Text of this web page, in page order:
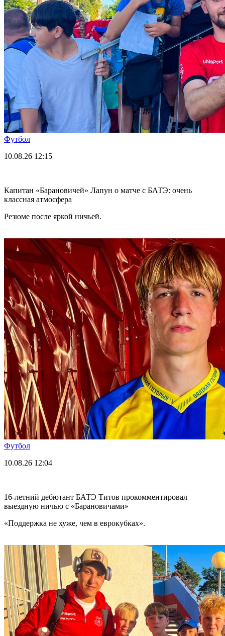
Футбол
10.08.26 12:15
Капитан «Барановичей» Лапун о матче с БАТЭ: очень
классная атмосфера
Резюме после яркой ничьей.
Футбол
10.08.26 12:04
16-летний дебютант БАТЭ Титов прокомментировал
выездную ничью с «Барановичами»
«Поддержка не хуже, чем в еврокубках».